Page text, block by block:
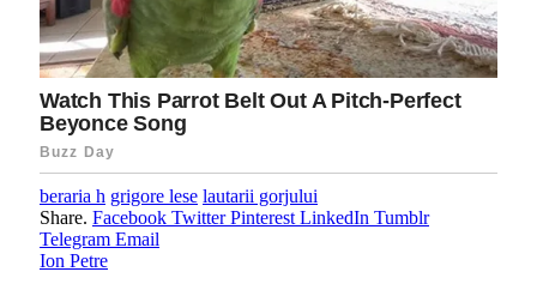
beraria h grigore lese lautarii gorjului
Share. Facebook Twitter Pinterest LinkedIn Tumblr
Telegram Email
Ion Petre